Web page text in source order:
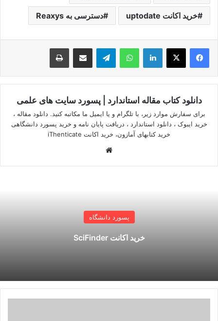
خرید اکانت uptodate دسترسی به Reaxys
لینکدین واتس آپ تلگرام اشتراک گذاری از طریق ایمیل چاپ
دانلود کتاب مقاله استاندارد | پسورد سایت های علمی
برای سفارش موارد زیر، با تلگرام و یا ایمیل ما مکاتبه کنید. دانلود مقاله ،
خرید ایبوک ، دانلود استاندارد ، دریافت پایان نامه و خرید پسورد دانشگاهی
خرید کتابهای آمازون، خرید اکانت iThenticate
پسورد دانشگاه
خرید اکانت SciFinder